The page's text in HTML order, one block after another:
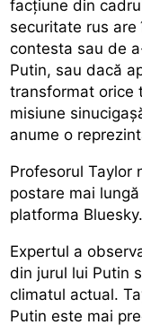
facțiune din
securitate rus
contesta sau de
Putin, sau dacă
transformat orice
misiune
anume o
Profesorul Taylor
postare mai
platforma Bluesky.
Expertul a
din jurul lui Putin
climatul actual.
Putin este mai